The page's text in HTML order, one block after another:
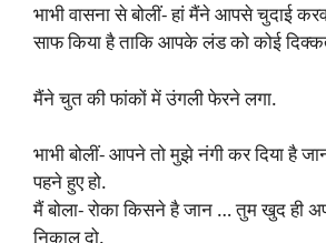
भाभी वासना से बोलीं- हां मैंने आपसे चुदाई
साफ किया है ताकि आपके लंड को कोई
मैंने चुत की फांकों में उंगली फेरने लगा.
भाभी बोलीं- आपने तो मुझे नंगी कर दिया है
पहने हुए हो.
मैं बोला- रोका किसने है जान … तुम खुद ही
निकाल दो.